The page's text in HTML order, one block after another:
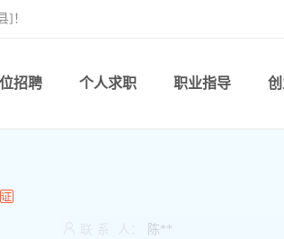
]！
招聘 个人求职 职业指导
陈**